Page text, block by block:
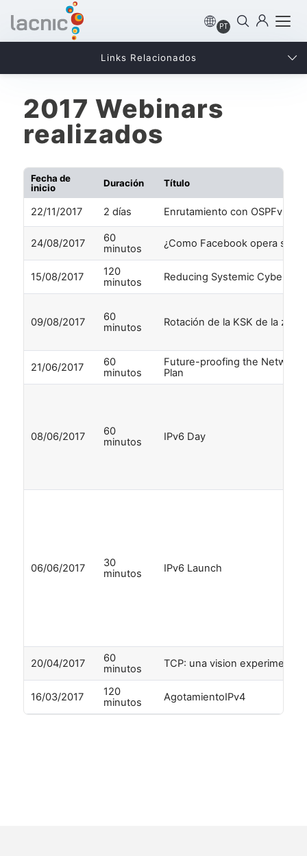
PT
2017 Webinars
realizados
Fecha de
inicio
Duración Título
22/11/2017 2 días Enrutamiento con OSPFv3 e
24/08/2017
60
minutos
¿Como Facebook opera su
15/08/2017
120
minutos
Reducing Systemic Cyber Risk
09/08/2017
60
minutos
Rotación de la KSK de la zona
21/06/2017
60
minutos
Future-proofing the Network
Plan
08/06/2017
60
minutos
IPv6 Day
06/06/2017
30
minutos
IPv6 Launch
20/04/2017
60
minutos
TCP: una vision experimental
16/03/2017
120
minutos
AgotamientoIPv4
Links Relacionados